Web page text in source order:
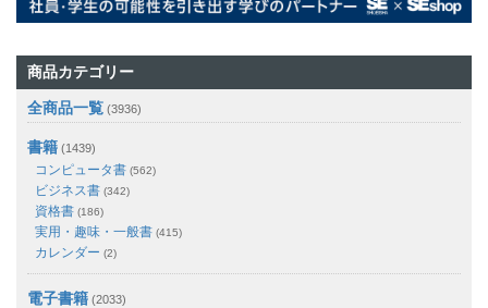
商品カテゴリー
全商品一覧 (3936)
書籍 (1439)
コンピュータ書 (562)
ビジネス書 (342)
資格書 (186)
実用・趣味・一般書 (415)
カレンダー (2)
電子書籍 (2033)